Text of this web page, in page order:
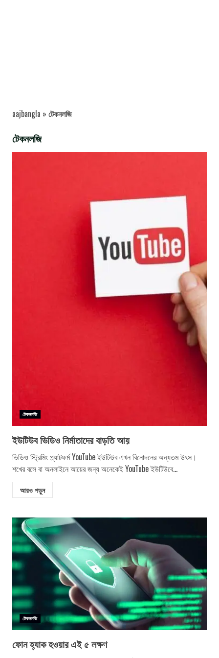
aajbangla » টেকনলজি
টেকনলজি
টেকনলজি
ইউটিউব ভিডিও নির্মাতাদের বাড়তি আয়
ভিডিও স্ট্রিমিং প্ল্যাটফর্ম YouTube ইউটিউব এখন বিনোদনের অন্যতম উৎস।
শখের বসে বা অনলাইনে আয়ের জন্য অনেকেই YouTube ইউটিউবে...
আরও পড়ুন
টেকনলজি
ফোন হ্যাক হওয়ার এই ৫ লক্ষণ